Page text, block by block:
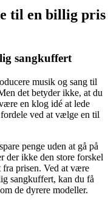
til en billig pris
sangkuffert
musik og sang til
det betyder ikke, at du
en klog idé at lede
ved at vælge en til
penge uden at gå på
der ikke den store forskel
prisen. Ved at være
sangkuffert, kan du få
de dyrere modeller.